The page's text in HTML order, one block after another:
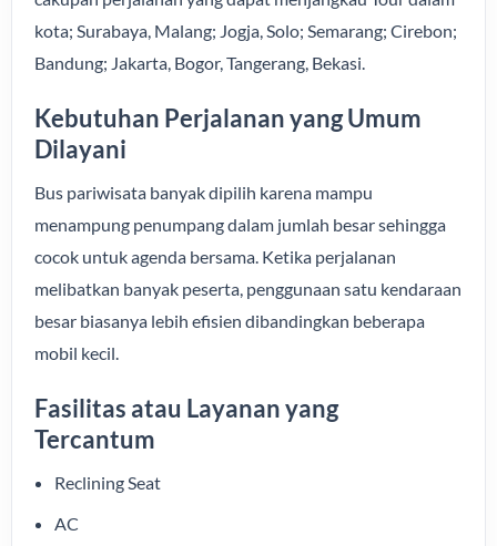
kota; Surabaya, Malang; Jogja, Solo; Semarang; Cirebon;
Bandung; Jakarta, Bogor, Tangerang, Bekasi.
Kebutuhan Perjalanan yang Umum
Dilayani
Bus pariwisata banyak dipilih karena mampu
menampung penumpang dalam jumlah besar sehingga
cocok untuk agenda bersama. Ketika perjalanan
melibatkan banyak peserta, penggunaan satu kendaraan
besar biasanya lebih efisien dibandingkan beberapa
mobil kecil.
Fasilitas atau Layanan yang
Tercantum
Reclining Seat
AC